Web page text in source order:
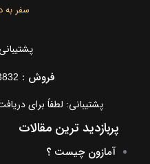
سفر به
فروش :
پشتیبانی: لطفاً برای
پربازدید ترین مقالات
آمازون چیست ؟